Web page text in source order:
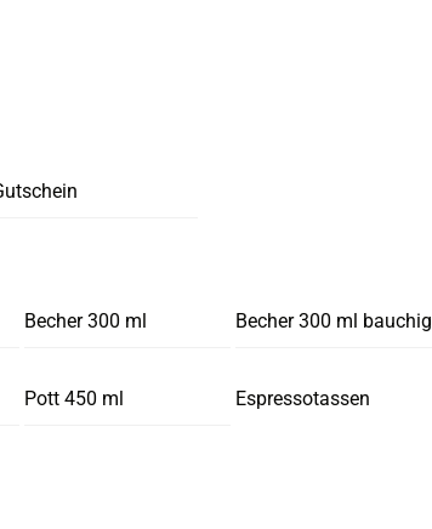
Becher 300 ml Becher 300 ml bauchig
Pott 450 ml Espressotassen